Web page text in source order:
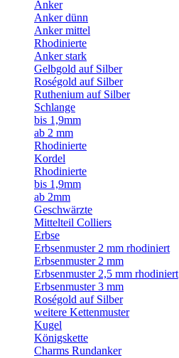
Anker
Anker dünn
Anker mittel
Rhodinierte
Anker stark
Gelbgold auf Silber
Roségold auf Silber
Ruthenium auf Silber
Schlange
bis 1,9mm
ab 2 mm
Rhodinierte
Kordel
Rhodinierte
bis 1,9mm
ab 2mm
Geschwärzte
Mittelteil Colliers
Erbse
Erbsenmuster 2 mm rhodiniert
Erbsenmuster 2 mm
Erbsenmuster 2,5 mm rhodiniert
Erbsenmuster 3 mm
Roségold auf Silber
weitere Kettenmuster
Kugel
Königskette
Charms Rundanker